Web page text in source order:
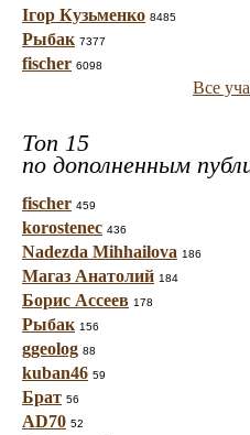
Ігор Кузьменко 8485
Рыбак 7377
fischer 6098
Все
Топ 15
по дополненным
fischer 459
korostenec 436
Nadezda Mihhailova 186
Магаз Анатолий 184
Борис Ассеев 178
Рыбак 156
ggeolog 88
kuban46 59
Брат 56
AD70 52